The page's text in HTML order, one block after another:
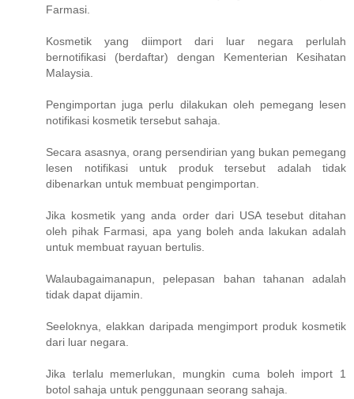
Farmasi.
Kosmetik yang diimport dari luar negara perlulah
bernotifikasi (berdaftar) dengan Kementerian Kesihatan
Malaysia.
Pengimportan juga perlu dilakukan oleh pemegang lesen
notifikasi kosmetik tersebut sahaja.
Secara asasnya, orang persendirian yang bukan pemegang
lesen notifikasi untuk produk tersebut adalah tidak
dibenarkan untuk membuat pengimportan.
Jika kosmetik yang anda order dari USA tesebut ditahan
oleh pihak Farmasi, apa yang boleh anda lakukan adalah
untuk membuat rayuan bertulis.
Walaubagaimanapun, pelepasan bahan tahanan adalah
tidak dapat dijamin.
Seeloknya, elakkan daripada mengimport produk kosmetik
dari luar negara.
Jika terlalu memerlukan, mungkin cuma boleh import 1
botol sahaja untuk penggunaan seorang sahaja.